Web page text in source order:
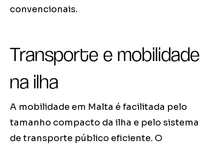
convencionais.
Transporte e mobilidade
na ilha
A mobilidade em Malta é facilitada pelo
tamanho compacto da ilha e pelo sistema
de transporte público eficiente. O